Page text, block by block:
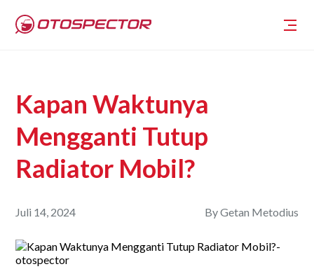
Kapan Waktunya
Mengganti Tutup
Radiator Mobil?
Juli 14, 2024 ByGetan Metodius